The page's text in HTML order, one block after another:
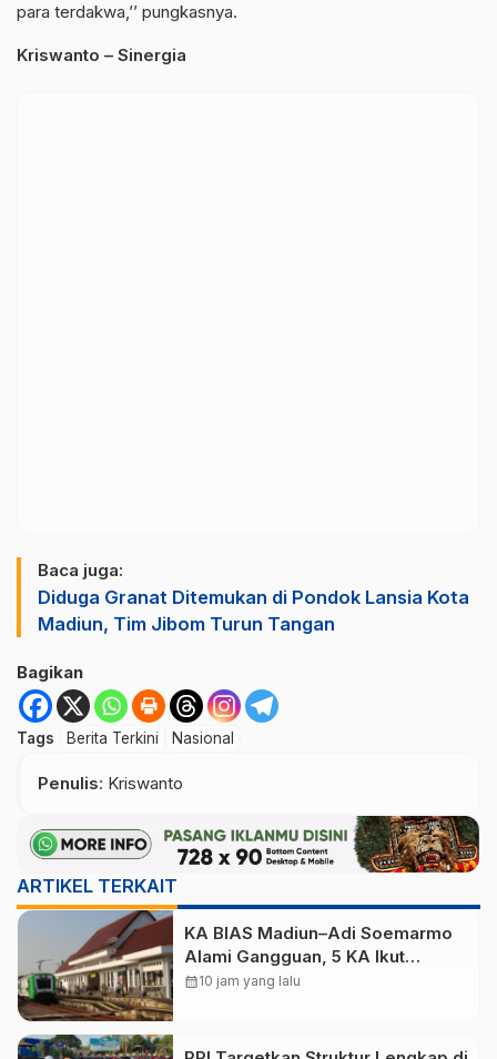
para terdakwa,’’ pungkasnya.
Kriswanto – Sinergia
Baca juga:
Diduga Granat Ditemukan di Pondok Lansia Kota
Madiun, Tim Jibom Turun Tangan
Bagikan
Tags Berita Terkini Nasional
Penulis: Kriswanto
ARTIKEL TERKAIT
KA BIAS Madiun–Adi Soemarmo
Alami Gangguan, 5 KA Ikut
Terdampak
calendar_month10 jam yang lalu